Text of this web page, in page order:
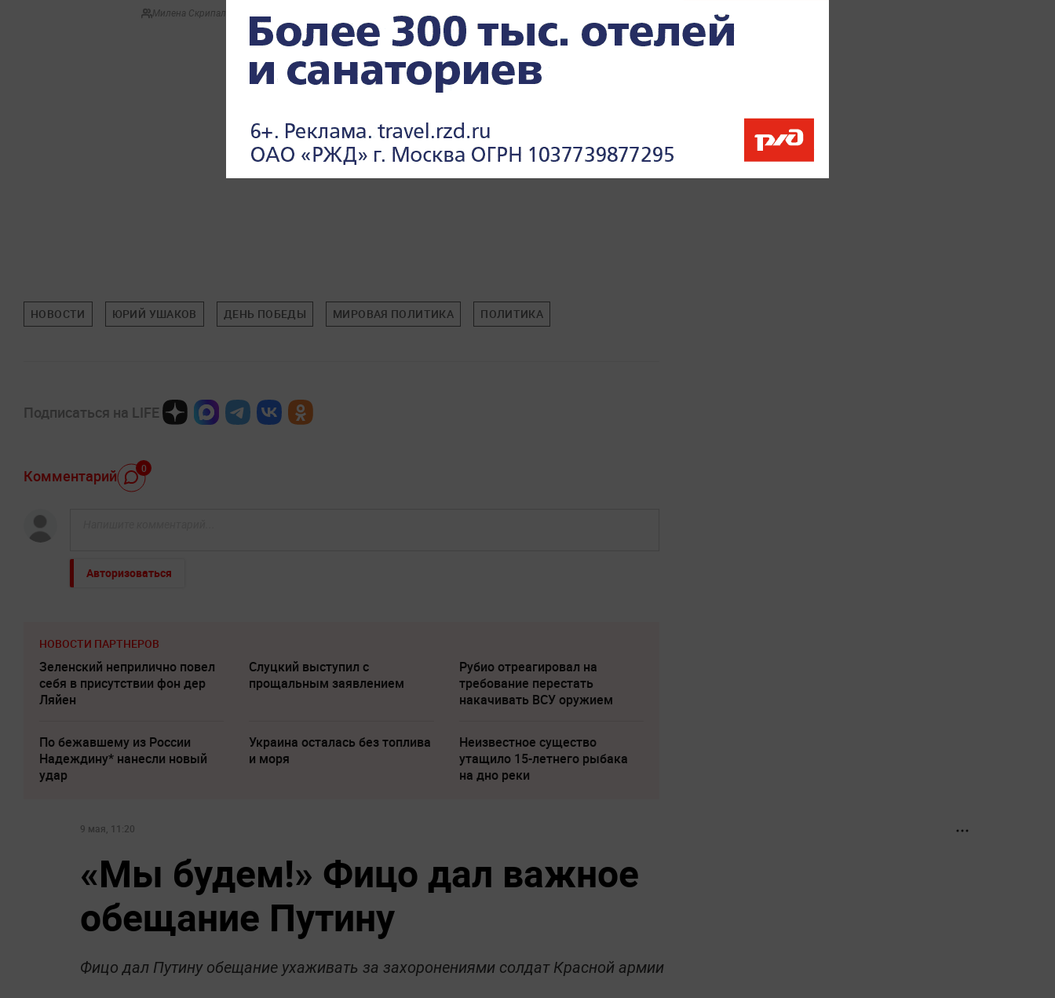
Милена Скрипальщикова
НОВОСТИ ЮРИЙ УШАКОВ ДЕНЬ ПОБЕДЫ МИРОВАЯ ПОЛИТИКА ПОЛИТИКА
Подписаться на LIFE
Комментарий 0
Авторизоваться
НОВОСТИ ПАРТНЕРОВ
Зеленский неприлично повел
cебя в присутствии фон дер
Ляйен
Слуцкий выступил с
прощальным заявлением
Рубио отреагировал на
требование перестать
накачивать ВСУ оружием
По бежавшему из России
Надеждину* нанесли новый
удар
Украина осталась без топлива
и моря
Неизвестное существо
утащило 15-летнего рыбака
на дно реки
9 мая, 11:20
«Мы будем!» Фицо дал важное
обещание Путину
Фицо дал Путину обещание ухаживать за захоронениями солдат Красной армии